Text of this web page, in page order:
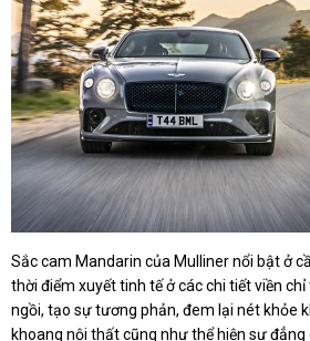
Sắc cam Mandarin của Mulliner nổi bật ở
thời điểm xuyết tinh tế ở các chi tiết viền
ngồi, tạo sự tương phản, đem lại nét khỏe
khoang nội thất cũng như thể hiện sự đẳng